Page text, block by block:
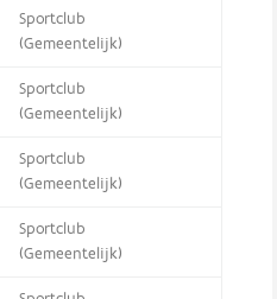
Sportclub
(Gemeentelijk)
Sportclub
(Gemeentelijk)
Sportclub
(Gemeentelijk)
Sportclub
(Gemeentelijk)